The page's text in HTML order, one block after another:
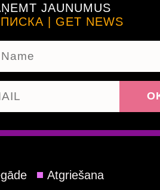
JAUNUMUS
| GET NEWS
Atgriešana